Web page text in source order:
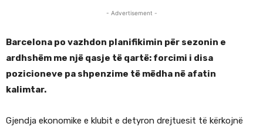
- Advertisement -
Barcelona po vazhdon planifikimin për sezonin e
ardhshëm me një qasje të qartë: forcimi i disa
pozicioneve pa shpenzime të mëdha në afatin
kalimtar.
Gjendja ekonomike e klubit e detyron drejtuesit të kërkojnë